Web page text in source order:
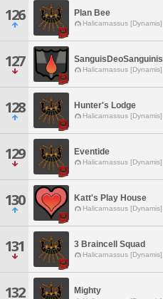
126 Plan Bee
Halicarnassus [Dynamis]
127 SanguisDeoSanguinis
Halicarnassus [Dynamis]
128 Hunter's Lodge
Halicarnassus [Dynamis]
129 Eventide
Halicarnassus [Dynamis]
130 Katt's Play House
Halicarnassus [Dynamis]
131 3 Braincell Squad
Halicarnassus [Dynamis]
132 Mighty